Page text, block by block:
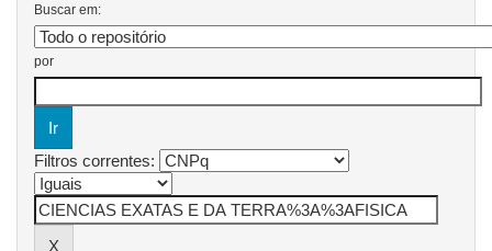
Buscar em:
por
Filtros correntes: